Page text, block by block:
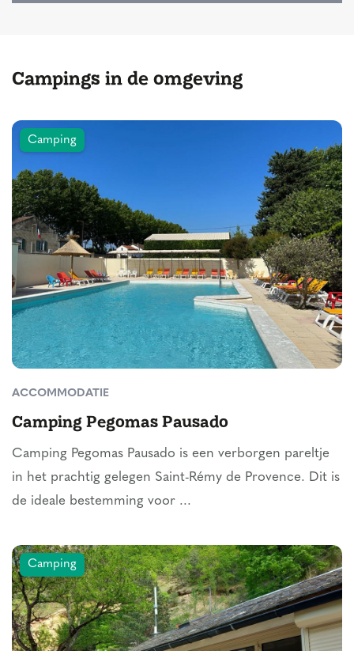
Campings in de omgeving
Camping
ACCOMMODATIE
Camping Pegomas Pausado
Camping Pegomas Pausado is een verborgen pareltje
in het prachtig gelegen Saint-Rémy de Provence. Dit is
de ideale bestemming voor ...
Camping